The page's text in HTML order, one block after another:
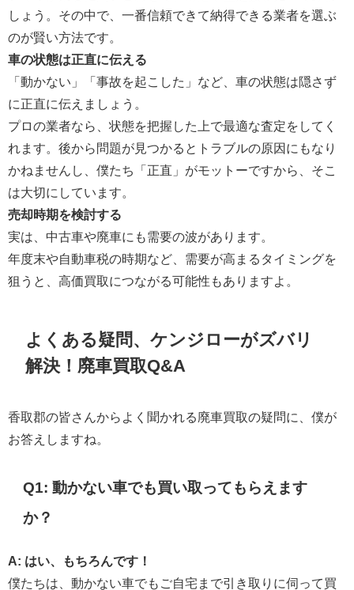
しょう。その中で、一番信頼できて納得できる業者を選ぶ
のが賢い方法です。
車の状態は正直に伝える
「動かない」「事故を起こした」など、車の状態は隠さず
に正直に伝えましょう。
プロの業者なら、状態を把握した上で最適な査定をしてく
れます。後から問題が見つかるとトラブルの原因にもなり
かねませんし、僕たち「正直」がモットーですから、そこ
は大切にしています。
売却時期を検討する
実は、中古車や廃車にも需要の波があります。
年度末や自動車税の時期など、需要が高まるタイミングを
狙うと、高価買取につながる可能性もありますよ。
よくある疑問、ケンジローがズバリ
解決！廃車買取Q&A
香取郡の皆さんからよく聞かれる廃車買取の疑問に、僕が
お答えしますね。
Q1: 動かない車でも買い取ってもらえます
か？
A: はい、もちろんです！
僕たちは、動かない車でもご自宅まで引き取りに伺って買